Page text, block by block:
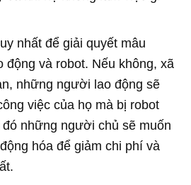
nhất để giải quyết mâu
và robot. Nếu không, xã
những người lao động sẽ
việc của họ mà bị robot
những người chủ sẽ muốn
hóa để giảm chi phí và